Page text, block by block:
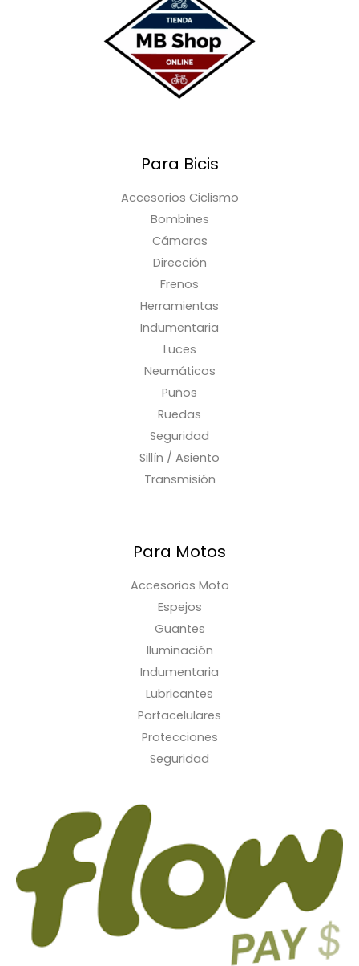
Para Bicis
Accesorios Ciclismo
Bombines
Cámaras
Dirección
Frenos
Herramientas
Indumentaria
Luces
Neumáticos
Puños
Ruedas
Seguridad
Sillín / Asiento
Transmisión
Para Motos
Accesorios Moto
Espejos
Guantes
Iluminación
Indumentaria
Lubricantes
Portacelulares
Protecciones
Seguridad